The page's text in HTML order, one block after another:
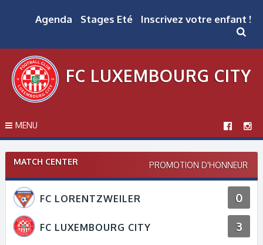
Agenda Stages Eté Inscrivez votre enfant !
FC LUXEMBOURG CITY
MENU
MATCH CENTER PROMOTION D'HONNEUR
FC LORENTZWEILER 0
FC LUXEMBOURG CITY 3